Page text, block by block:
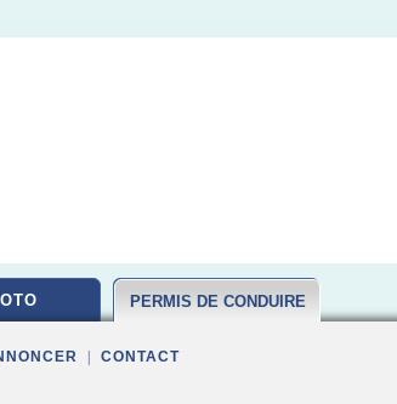
PERMIS DE CONDUIRE
CONTACT